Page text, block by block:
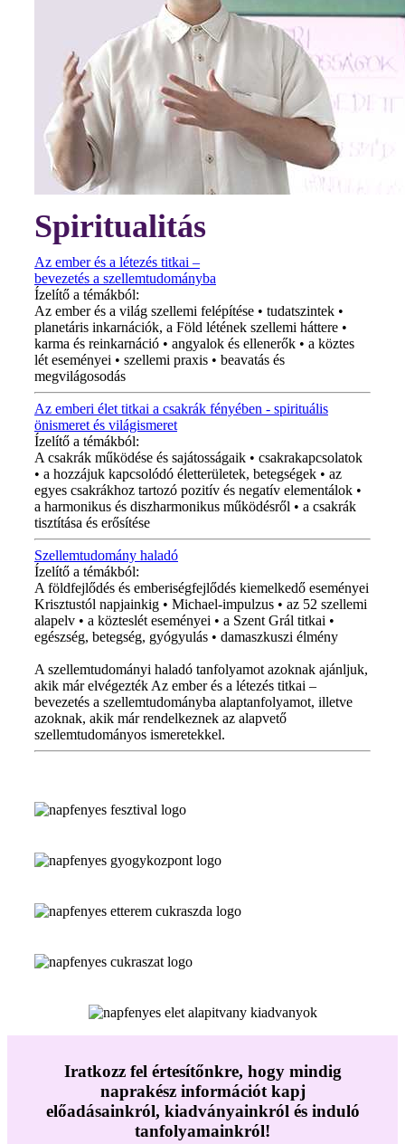
Spiritualitás
Az ember és a létezés titkai –
bevezetés a szellemtudományba
Ízelítő a témákból:
Az ember és a világ szellemi felépítése • tudatszintek •
planetáris inkarnációk, a Föld létének szellemi háttere •
karma és reinkarnáció • angyalok és ellenerők • a köztes
lét eseményei • szellemi praxis • beavatás és
megvilágosodás
Az emberi élet titkai a csakrák fényében - spirituális
önismeret és világismeret
Ízelítő a témákból:
A csakrák működése és sajátosságaik • csakrakapcsolatok
• a hozzájuk kapcsolódó életterületek, betegségek • az
egyes csakrákhoz tartozó pozitív és negatív elementálok •
a harmonikus és diszharmonikus működésről • a csakrák
tisztítása és erősítése
Szellemtudomány haladó
Ízelítő a témákból:
A földfejlődés és emberiségfejlődés kiemelkedő eseményei
Krisztustól napjainkig • Michael-impulzus • az 52 szellemi
alapelv • a közteslét eseményei • a Szent Grál titkai •
egészség, betegség, gyógyulás • damaszkuszi élmény
A szellemtudományi haladó tanfolyamot azoknak ajánljuk,
akik már elvégezték Az ember és a létezés titkai –
bevezetés a szellemtudományba alaptanfolyamot, illetve
azoknak, akik már rendelkeznek az alapvető
szellemtudományos ismeretekkel.
Iratkozz fel értesítőnkre, hogy mindig
naprakész információt kapj
előadásainkról, kiadványainkról és induló
tanfolyamainkról!